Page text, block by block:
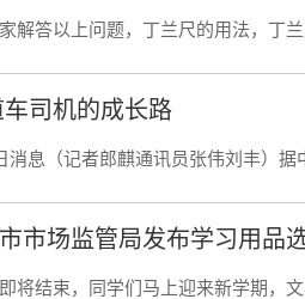
解答以上问题，丁兰尺的用法，丁
司机的成长路
消息（记者郎麒通讯员张伟刘丰）据
市场监管局发布学习用品
将结束，同学们马上迎来新学期，